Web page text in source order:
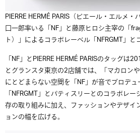
PIERRE HERMÉ PARIS（ピエール・エルメ
口一郎率いる「NF」と藤原ヒロシ主宰の「
ト）」によるコラボレーベル「NFRGMT」と
「NF」とPIERRE HERMÉ PARISのタッグは
とグランスタ東京の2店舗では、「マカロン
にとどまらない空間を「NF」が音でプロデュ
「NFRGMT」とパティスリーとのコラボレ
存の取り組みに加え、ファッションやデザ
ョンの幅を広げる。